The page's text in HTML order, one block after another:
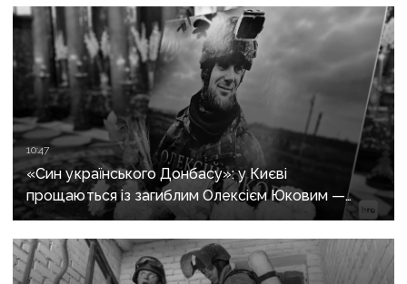
10:47
«Син українського Донбасу»: у Києві
прощаються із загиблим Олексієм Юковим —
пошуковцем загону «Плацдарм»